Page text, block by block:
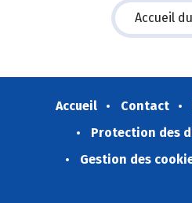
Accueil
Accueil Contact
Protection des
Gestion des